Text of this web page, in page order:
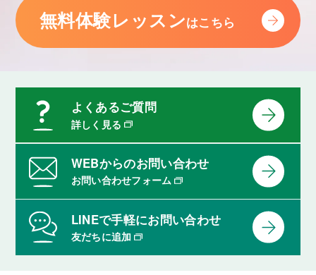
無料体験レッスンはこちら
よくあるご質問
詳しく見る
WEBからのお問い合わせ
お問い合わせフォーム
LINEで手軽にお問い合わせ
友だちに追加